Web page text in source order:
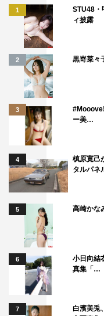
ここで映像が終わる
りえは「もっと見た
まう。
最後にオオカミくん
けくんでしょう！何
だから作ってそうな
M!LKの佐野勇斗は
見せるのがうまい。怪
1
STU48・
ィ披露
2 黒嵜菜々
3
ー美…
4
槙原寛己
タルパネ
5 高崎かな
6
小日向結
真集「…
7
白濱美兎